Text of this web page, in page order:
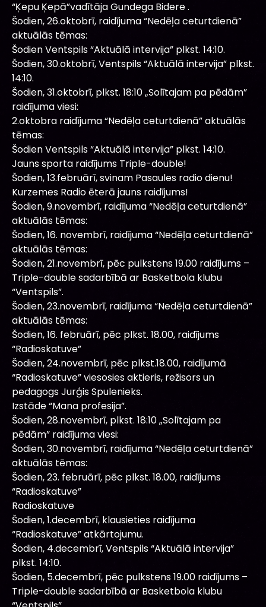
“Ķepu Ķepā”vadītāja Gundega Bidere .
Šodien, 26.oktobrī, raidījuma “Nedēļa ceturtdienā”
aktuālās tēmas:
Šodien Ventspils “Aktuālā intervija” plkst. 14:10.
Šodien, 30.oktobrī, Ventspils “Aktuālā intervija” plkst.
14:10.
Šodien, 31.oktobrī, plkst. 18:10 „Solītajam pa pēdām”
raidījuma viesi:
2.oktobra raidījuma “Nedēļa ceturtdienā” aktuālās
tēmas:
Šodien Ventspils “Aktuālā intervija” plkst. 14:10.
Jauns sporta raidījums Triple-double!
Šodien, 13.februārī, svinam Pasaules radio dienu!
Kurzemes Radio ēterā jauns raidījums!
Šodien, 9.novembrī, raidījuma “Nedēļa ceturtdienā”
aktuālās tēmas:
Šodien, 16. novembrī, raidījuma “Nedēļa ceturtdienā”
aktuālās tēmas:
Šodien, 21.novembrī, pēc pulkstens 19.00 raidījums –
Triple-double sadarbībā ar Basketbola klubu
“Ventspils”.
Šodien, 23.novembrī, raidījuma “Nedēļa ceturtdienā”
aktuālās tēmas:
Šodien, 16. februārī, pēc plkst. 18.00, raidījums
“Radioskatuve”
Šodien, 24.novembrī, pēc plkst.18.00, raidījumā
“Radioskatuve” viesosies aktieris, režisors un
pedagogs Jurģis Spulenieks.
Izstāde “Mana profesija”.
Šodien, 28.novembrī, plkst. 18:10 „Solītajam pa
pēdām” raidījuma viesi:
Šodien, 30.novembrī, raidījuma “Nedēļa ceturtdienā”
aktuālās tēmas:
Šodien, 23. februārī, pēc plkst. 18.00, raidījums
“Radioskatuve”
Radioskatuve
Šodien, 1.decembrī, klausieties raidījuma
“Radioskatuve” atkārtojumu.
Šodien, 4.decembrī, Ventspils “Aktuālā intervija”
plkst. 14:10.
Šodien, 5.decembrī, pēc pulkstens 19.00 raidījums –
Triple-double sadarbībā ar Basketbola klubu